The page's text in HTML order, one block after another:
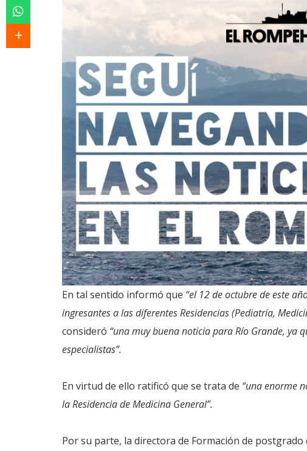
En tal sentido informó que “el 12 de octubre de este
ingresantes a las diferentes Residencias (Pediatría,
consideró “una muy buena noticia para Río Grande, ya
especialistas”.
En virtud de ello ratificó que se trata de “una enorme
la Residencia de Medicina General”.
Por su parte, la directora de Formación de